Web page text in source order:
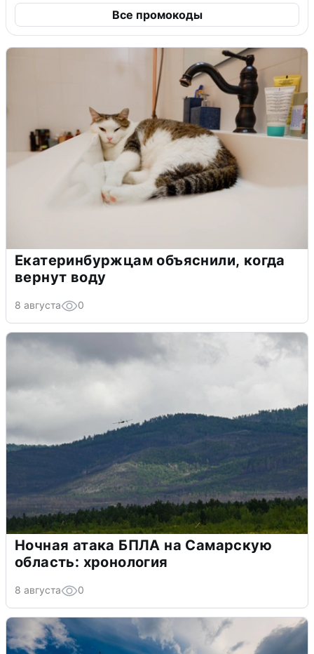
Все промокоды
Екатеринбуржцам объяснили, когда
вернут воду
8 августа 0
Ночная атака БПЛА на Самарскую
область: хронология
8 августа 0